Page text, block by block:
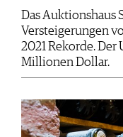
Das Auktionshaus
Versteigerungen
2021 Rekorde. Der
Millionen Dollar.